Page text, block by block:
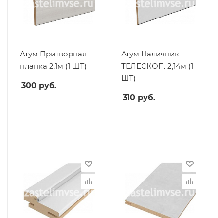
Атум Притворная
планка 2,1м (1 ШТ)
300 руб.
Атум Наличник
ТЕЛЕСКОП. 2,14м (1
ШТ)
310 руб.